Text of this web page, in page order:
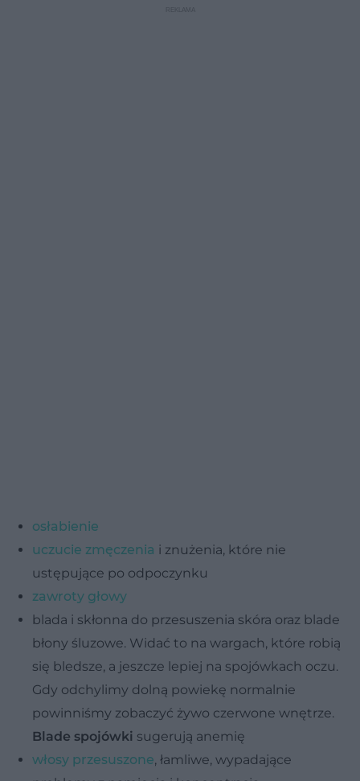
osłabienie
uczucie zmęczenia i znużenia, które nie
ustępujące po odpoczynku
zawroty głowy
blada i skłonna do przesuszenia skóra oraz blade
błony śluzowe. Widać to na wargach, które robią
się bledsze, a jeszcze lepiej na spojówkach oczu.
Gdy odchylimy dolną powiekę normalnie
powinniśmy zobaczyć żywo czerwone wnętrze.
Blade spojówki sugerują anemię
włosy przesuszone, łamliwe, wypadające